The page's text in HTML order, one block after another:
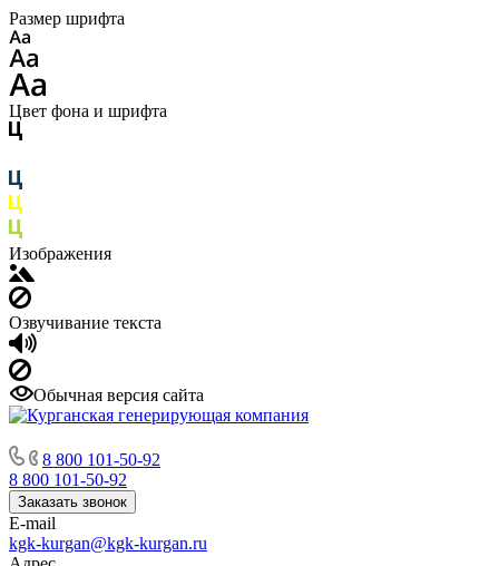
Размер шрифта
Цвет фона и шрифта
Изображения
Озвучивание текста
Обычная версия сайта
8 800 101-50-92
8 800 101-50-92
Заказать звонок
E-mail
kgk-kurgan@kgk-kurgan.ru